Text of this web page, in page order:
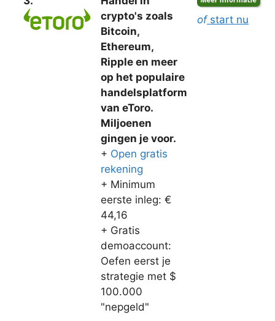
crypto's zoals
Bitcoin,
Ethereum,
Ripple en meer
op het populaire
handelsplatform
van eToro.
Miljoenen
gingen je voor.
+ Open gratis
rekening
+ Minimum
eerste inleg: €
44,16
+ Gratis
demoaccount:
Oefen eerst je
strategie met $
100.000
"nepgeld"
ofstart nu